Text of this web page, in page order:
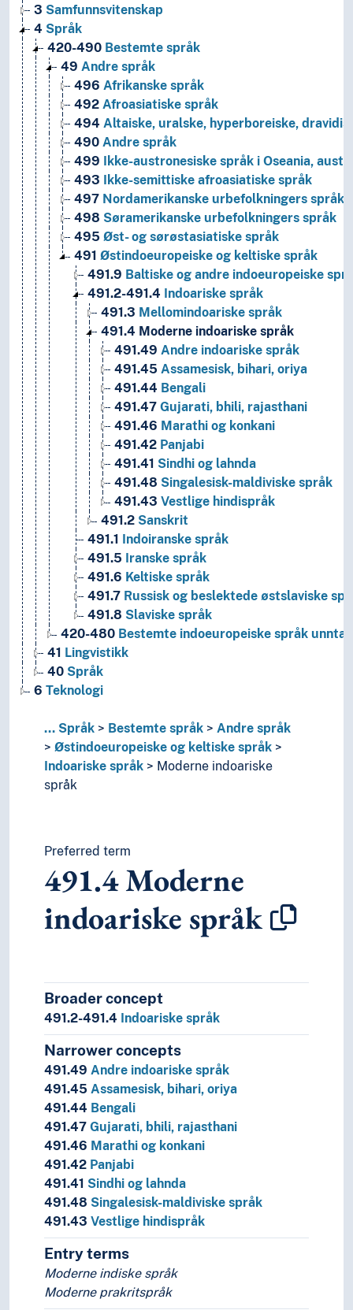
3 Samfunnsvitenskap
4 Språk
420-490 Bestemte språk
49 Andre språk
496 Afrikanske språk
492 Afroasiatiske språk
494 Altaiske, uralske, hyperboreiske,
490 Andre språk
499 Ikke-austronesiske språk i Oseania,
493 Ikke-semittiske afroasiatiske språk
497 Nordamerikanske urbefolkningers språk
498 Søramerikanske urbefolkningers språk
495 Øst- og sørøstasiatiske språk
491 Østindoeuropeiske og keltiske språk
491.9 Baltiske og andre indoeuropeiske
491.2-491.4 Indoariske språk
491.3 Mellomindoariske språk
491.4 Moderne indoariske språk
491.49 Andre indoariske språk
491.45 Assamesisk, bihari, oriya
491.44 Bengali
491.47 Gujarati, bhili, rajasthani
491.46 Marathi og konkani
491.42 Panjabi
491.41 Sindhi og lahnda
491.48 Singalesisk-maldiviske språk
491.43 Vestlige hindispråk
491.2 Sanskrit
491.1
Indoiranske språk
491.5 Iranske språk
491.6 Keltiske språk
491.7 Russisk og beslektede østslaviske
491.8 Slaviske språk
420-480 Bestemte indoeuropeiske språk
41 Lingvistikk
40 Språk
6 Teknologi
... Språk Bestemte språk
Andre språk
Østindoeuropeiske og keltiske språk
Indoariske språk
Moderne indoariske
språk
Preferred term
491.4Moderne
indoariske språk
Broader concept
491.2-491.4 Indoariske språk
Narrower concepts
491.49 Andre indoariske språk
491.45 Assamesisk, bihari, oriya
491.44 Bengali
491.47 Gujarati, bhili, rajasthani
491.46 Marathi og konkani
491.42 Panjabi
491.41 Sindhi og lahnda
491.48 Singalesisk-maldiviske språk
491.43 Vestlige hindispråk
Entry terms
Moderne indiske språk
Moderne prakritspråk